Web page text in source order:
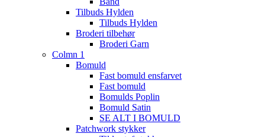
Tilbuds Hylden
Tilbuds Hylden
Broderi tilbehør
Broderi Garn
Colmn 1
Bomuld
Fast bomuld ensfarvet
Fast bomuld
Bomulds Poplin
Bomuld Satin
SE ALT I BOMULD
Patchwork stykker